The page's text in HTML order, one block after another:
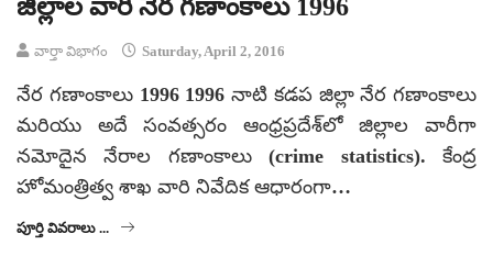
జిల్లాల వారీ నేర గణాంకాలు 1996
వార్తా విభాగం Saturday, April 2, 2016
నేర గణాంకాలు 1996 1996 నాటి కడప జిల్లా నేర గణాంకాలు
మరియు అదే సంవత్సరం ఆంధ్రప్రదేశ్‌లో జిల్లాల వారీగా
నమోదైన నేరాల గణాంకాలు (crime statistics). కేంద్ర
హోమంత్రిత్వ శాఖ వారి నివేదిక ఆధారంగా…
పూర్తి వివరాలు ...